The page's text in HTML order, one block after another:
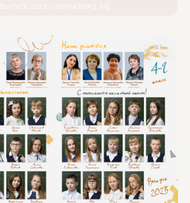
ВЫПУСК 2025 | ГИМНАЗИЯ 2 9-Б